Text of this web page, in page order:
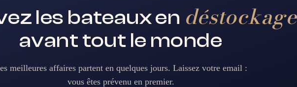
les bateaux en déstockage
avant tout le monde
meilleures affaires partent en quelques jours. Laissez votre email :
vous êtes prévenu en premier.